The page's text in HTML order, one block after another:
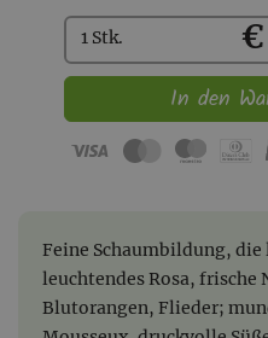
Kaufen
1 Stk.
In den
Feine Schaumbildung,
leuchtendes Rosa, frische
Blutorangen, Flieder;